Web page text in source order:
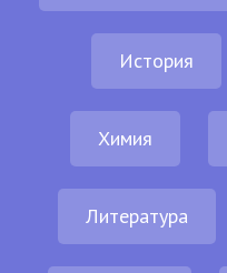
История
Химия
Литература